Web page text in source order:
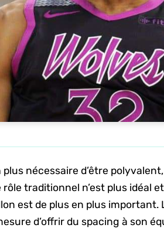
plus nécessaire d’être
rôle traditionnel n’est plus idéal
est de plus en plus important.
d’offrir du spacing à son